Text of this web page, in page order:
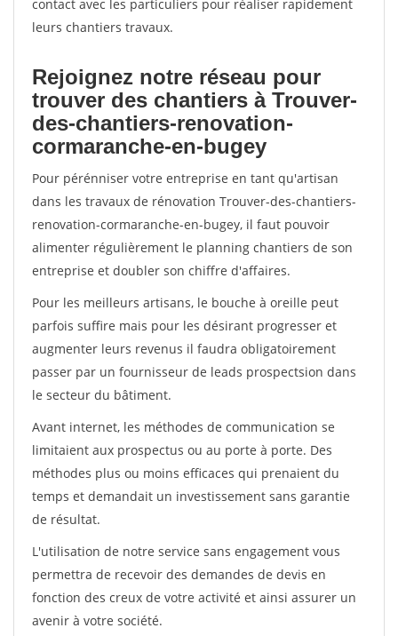
contact avec les particuliers pour réaliser rapidement
leurs chantiers travaux.
Rejoignez notre réseau pour
trouver des chantiers à Trouver-
des-chantiers-renovation-
cormaranche-en-bugey
Pour pérénniser votre entreprise en tant qu'artisan
dans les travaux de rénovation Trouver-des-chantiers-
renovation-cormaranche-en-bugey, il faut pouvoir
alimenter régulièrement le planning chantiers de son
entreprise et doubler son chiffre d'affaires.
Pour les meilleurs artisans, le bouche à oreille peut
parfois suffire mais pour les désirant progresser et
augmenter leurs revenus il faudra obligatoirement
passer par un fournisseur de leads prospectsion dans
le secteur du bâtiment.
Avant internet, les méthodes de communication se
limitaient aux prospectus ou au porte à porte. Des
méthodes plus ou moins efficaces qui prenaient du
temps et demandait un investissement sans garantie
de résultat.
L'utilisation de notre service sans engagement vous
permettra de recevoir des demandes de devis en
fonction des creux de votre activité et ainsi assurer un
avenir à votre société.